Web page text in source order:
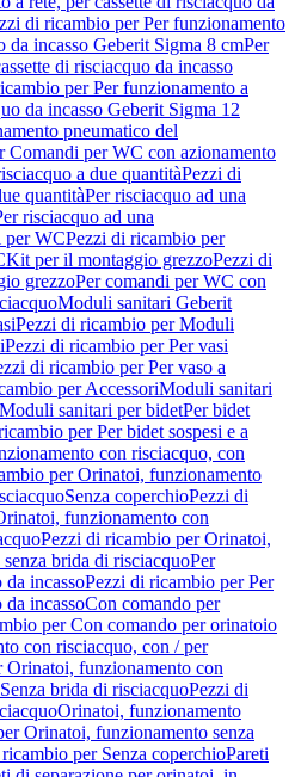
di ricambio per Per funzionamento
da incasso Geberit Sigma 8 cmPer
di risciacquo da incasso
per Per funzionamento a
da incasso Geberit Sigma 12
pneumatico del
Comandi per WC con azionamento
a due quantitàPezzi di
quantitàPer risciacquo ad una
risciacquo ad una
per WCPezzi di ricambio per
Kit per il montaggio grezzoPezzi di
grezzoPer comandi per WC con
Moduli sanitari Geberit
Pezzi di ricambio per Moduli
Pezzi di ricambio per Per vasi
di ricambio per Per vaso a
per AccessoriModuli sanitari
sanitari per bidetPer bidet
per Per bidet sospesi e a
con risciacquo, con
per Orinatoi, funzionamento
Senza coperchioPezzi di
funzionamento con
Pezzi di ricambio per Orinatoi,
brida di risciacquoPer
da incassoPezzi di ricambio per Per
da incassoCon comando per
per Con comando per orinatoio
con risciacquo, con / per
Orinatoi, funzionamento con
Senza brida di risciacquoPezzi di
Orinatoi, funzionamento
Orinatoi, funzionamento senza
per Senza coperchioPareti